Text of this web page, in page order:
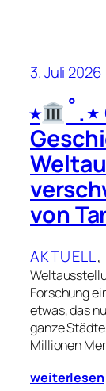
3. Juli 2026
⭒
von
AKTUELL,
Forschung
etwas, das
ganze
Millionen
weiterlesen